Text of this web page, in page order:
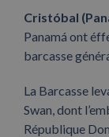
Cristóbal
Panamá ont
barcasse
La Barcasse
Swan, dont
République